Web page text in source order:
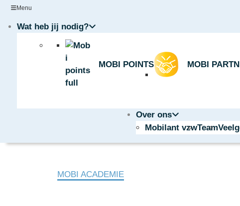
Menu
Wat heb jij nodig?
MOBI POINTS MOBI
Over ons
Mobilant vzwTeam
MOBI ACADEMIE